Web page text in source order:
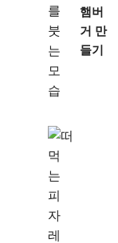
햄버
거 만
들기